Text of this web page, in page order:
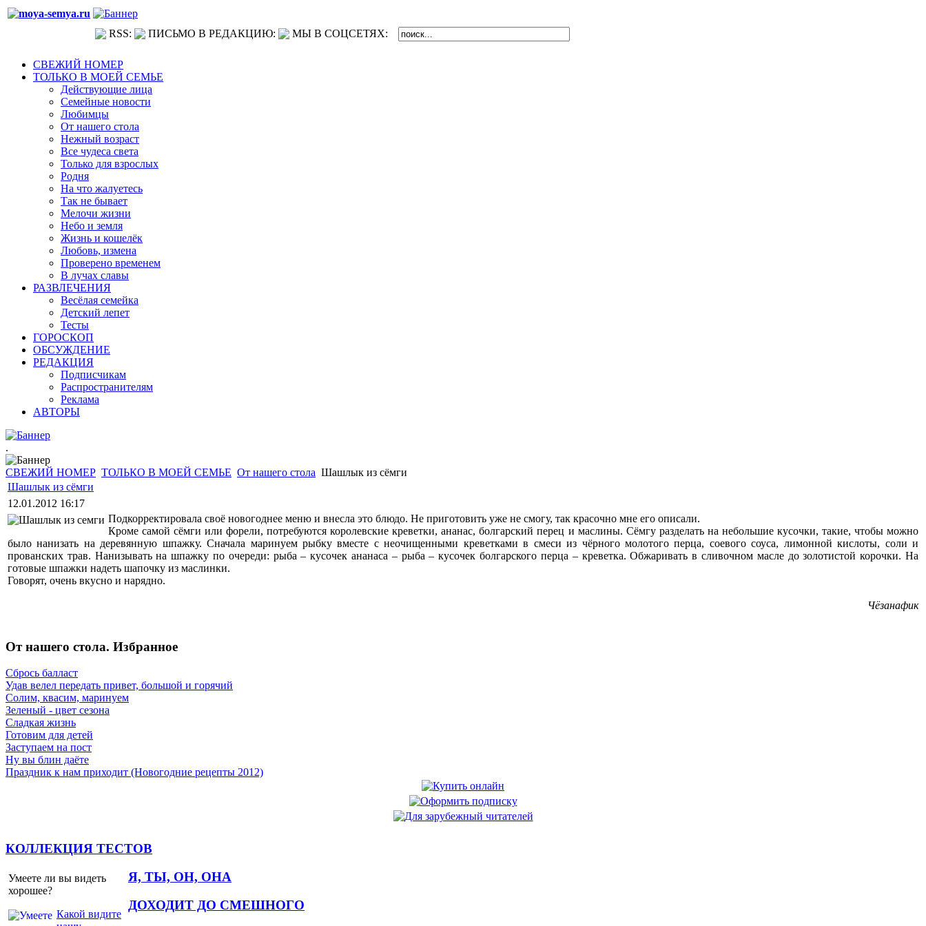
RSS: ПИСЬМО В РЕДАКЦИЮ: МЫ В СОЦСЕТЯХ:
СВЕЖИЙ НОМЕР
ТОЛЬКО В МОЕЙ СЕМЬЕ
Действующие лица
Семейные новости
Любимцы
От нашего стола
Нежный возраст
Все чудеса света
Только для взрослых
Родня
На что жалуетесь
Так не бывает
Мелочи жизни
Небо и земля
Жизнь и кошелёк
Любовь, измена
Проверено временем
В лучах славы
РАЗВЛЕЧЕНИЯ
Весёлая семейка
Детский лепет
Тесты
ГОРОСКОП
ОБСУЖДЕНИЕ
РЕДАКЦИЯ
Подписчикам
Распространителям
Реклама
АВТОРЫ
.
СВЕЖИЙ НОМЕР ТОЛЬКО В МОЕЙ СЕМЬЕ От нашего стола Шашлык из сёмги
Шашлык из сёмги
12.01.2012 16:17
Подкорректировала своё новогоднее меню и внесла это блюдо. Не приготовить уже не смогу, так красочно мне его описали.
Кроме самой сёмги или форели, потребуются королевские креветки, ананас, болгарский перец и маслины. Сёмгу разделать на небольшие кусочки, такие, чтобы можно
было нанизать на деревянную шпажку. Сначала маринуем рыбку вместе с неочищенными креветками в смеси из чёрного молотого перца, соевого соуса, лимонной кислоты, соли и
прованских трав. Нанизывать на шпажку по очереди: рыба – кусочек ананаса – рыба – кусочек болгарского перца – креветка. Обжаривать в сливочном масле до золотистой корочки. На
готовые шпажки надеть шапочку из маслинки.
Говорят, очень вкусно и нарядно.
Чёзанафик
От нашего стола. Избранное
Сбрось балласт
Удав велел передать привет, большой и горячий
Солим, квасим, маринуем
Зеленый - цвет сезона
Сладкая жизнь
Готовим для детей
Заступаем на пост
Ну вы блин даёте
Праздник к нам приходит (Новогодние рецепты 2012)
КОЛЛЕКЦИЯ ТЕСТОВ
Умеете ли вы видеть
хорошее?
Какой видите
Я, ТЫ, ОН, ОНА
ДОХОДИТ ДО СМЕШНОГО